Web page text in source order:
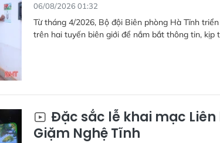
06/08/2026 01:32
Từ tháng 4/2026, Bộ đội Biên phòng Hà Tĩnh
trên hai tuyến biên giới để nắm bắt thông tin, kịp
Đặc sắc lễ khai mạc Liên
Giặm Nghệ Tĩnh